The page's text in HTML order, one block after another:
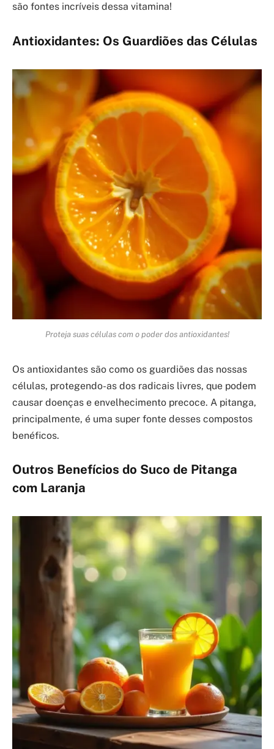
são fontes incríveis dessa vitamina!
Antioxidantes: Os Guardiões das Células
Proteja suas células com o poder dos antioxidantes!
Os antioxidantes são como os guardiões das nossas
células, protegendo-as dos radicais livres, que podem
causar doenças e envelhecimento precoce. A pitanga,
principalmente, é uma super fonte desses compostos
benéficos.
Outros Benefícios do Suco de Pitanga
com Laranja